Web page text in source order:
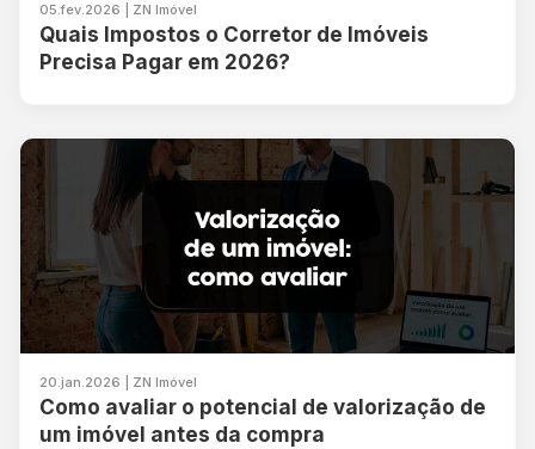
05.fev.2026 | ZN Imóvel
Quais Impostos o Corretor de Imóveis
Precisa Pagar em 2026?
20.jan.2026 | ZN Imóvel
Como avaliar o potencial de valorização de
um imóvel antes da compra